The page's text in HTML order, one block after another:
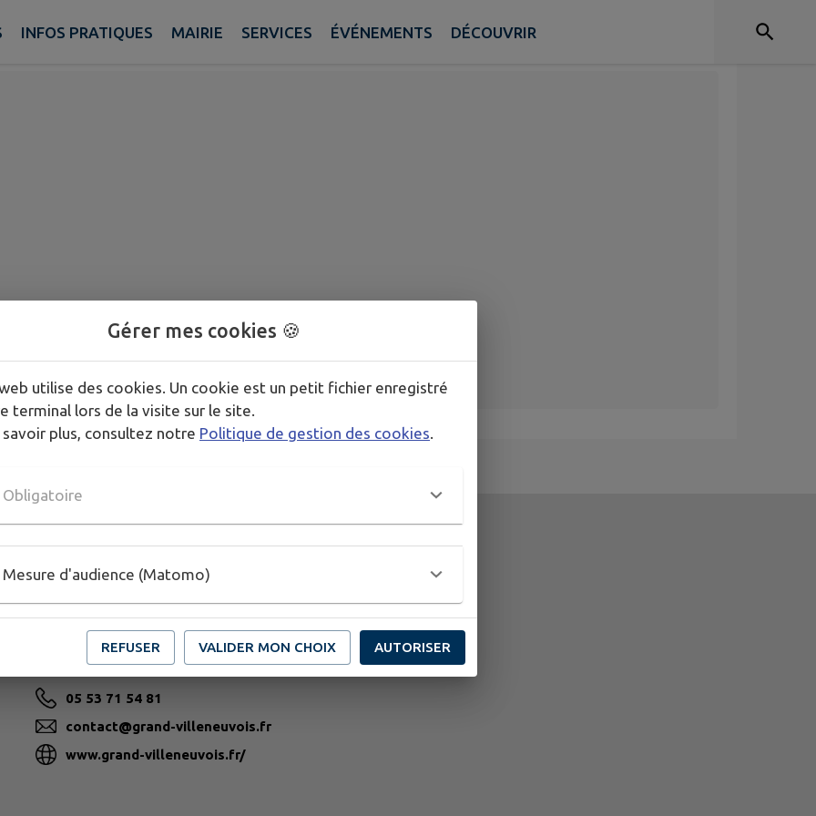
INFOS PRATIQUES MAIRIE SERVICES ÉVÉNEMENTS DÉCOUVRIR
GRAND VILLENEUVOIS
05 53 71 54 81
contact@grand-villeneuvois.fr
www.grand-villeneuvois.fr/
Gérer mes cookies 🍪
utilise des cookies. Un cookie est un petit fichier enregistré
terminal lors de la visite sur le site.
savoir plus, consultez notre Politique de gestion des cookies
Obligatoire
Mesure d'audience (Matomo)
REFUSER VALIDER MON CHOIX AUTORISER